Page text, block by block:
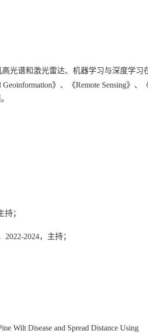
光谱和激光雷达、机器学习与深度学习
》、《Remote Sensing》、
；
2024，主持；
Wilt Disease and Spread Distance Using